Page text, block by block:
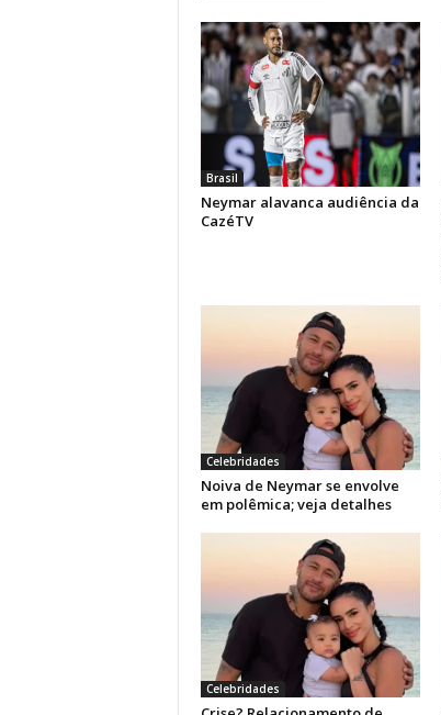
Brasil
Neymar alavanca audiência da
CazéTV
Celebridades
Noiva de Neymar se envolve
em polêmica; veja detalhes
Celebridades